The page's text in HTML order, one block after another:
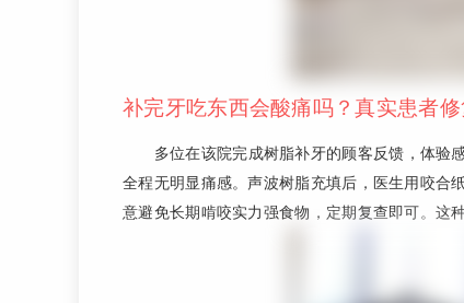
补完牙吃东西会酸痛吗？真实患者
多位在该院完成树脂补牙的顾客反馈，体验
全程无明显痛感。声波树脂充填后，医生用咬合
意避免长期啃咬实力强食物，定期复查即可。这